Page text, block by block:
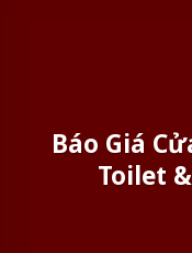
Báo Giá
Toilet